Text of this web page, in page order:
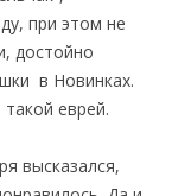
при этом не
достойно
в Новинках.
еврей.
высказался,